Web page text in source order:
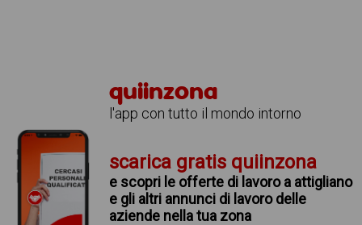
quiinzona
l'app con tutto il mondo intorno
scarica gratis quiinzona
e scopri le offerte di lavoro a attigliano
e gli altri annunci di lavoro delle
aziende nella tua zona